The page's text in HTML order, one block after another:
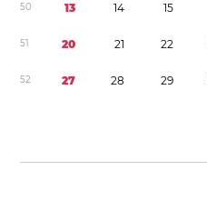
50 13 14 15
51 20 21 22
52 27 28 29